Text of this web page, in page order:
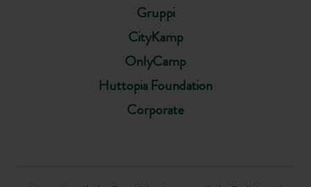
Gruppi
CityKamp
OnlyCamp
Huttopia Foundation
Corporate